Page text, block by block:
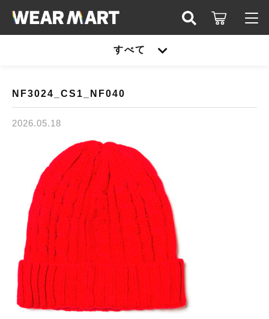
すべて
NF3024_CS1_NF040
2026.05.18
ログイン / 会員登録
お知らせ
お気に入り
United athle
TRUSS
Printstar
glimmer
SLOTH
TRUSS
Printstar
glimmer
SLOTH
US
キーワード検索
子カテゴリ
価格帯
～
その他
在庫あり セール